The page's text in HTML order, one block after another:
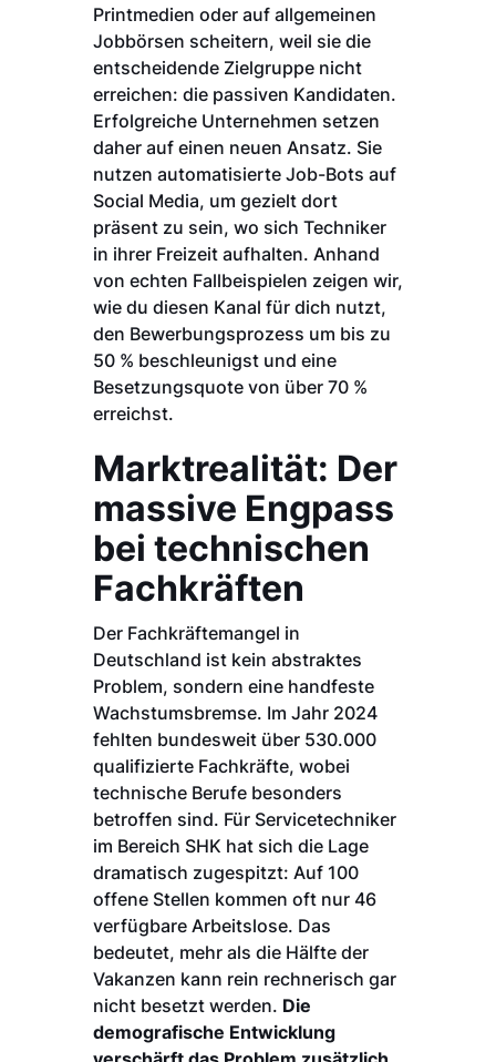
Printmedien oder auf allgemeinen
Jobbörsen scheitern, weil sie die
entscheidende Zielgruppe nicht
erreichen: die passiven Kandidaten.
Erfolgreiche Unternehmen setzen
daher auf einen neuen Ansatz. Sie
nutzen automatisierte Job-Bots auf
Social Media, um gezielt dort
präsent zu sein, wo sich Techniker
in ihrer Freizeit aufhalten. Anhand
von echten Fallbeispielen zeigen wir,
wie du diesen Kanal für dich nutzt,
den Bewerbungsprozess um bis zu
50 % beschleunigst und eine
Besetzungsquote von über 70 %
erreichst.
Marktrealität: Der
massive Engpass
bei technischen
Fachkräften
Der Fachkräftemangel in
Deutschland ist kein abstraktes
Problem, sondern eine handfeste
Wachstumsbremse. Im Jahr 2024
fehlten bundesweit über 530.000
qualifizierte Fachkräfte, wobei
technische Berufe besonders
betroffen sind. Für Servicetechniker
im Bereich SHK hat sich die Lage
dramatisch zugespitzt: Auf 100
offene Stellen kommen oft nur 46
verfügbare Arbeitslose. Das
bedeutet, mehr als die Hälfte der
Vakanzen kann rein rechnerisch gar
nicht besetzt werden. Die
demografische Entwicklung